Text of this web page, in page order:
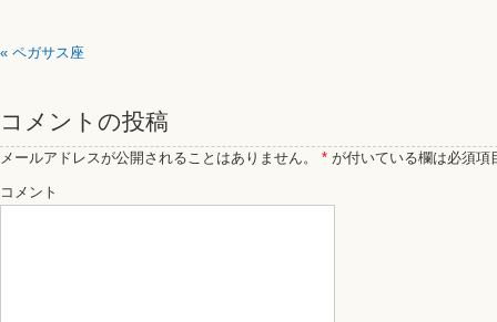
« ペガサス座
コメントの投稿
メールアドレスが公開されることはありません。 * が付いている欄は必須項
コメント